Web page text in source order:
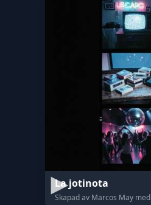
La jotinota
Skapad av Marcos May med